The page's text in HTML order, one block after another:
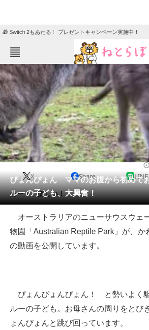
🎁 Switch 2もあたる！ プレゼントキャンペーン実施中！
ねとらぼメニュー
TOP ニュース
エンタメ クイズ
グルメ 地域
住まい 教育・育児
動物 リサーチ
会員記事
メディア
注目記事を集めた総合ページ
ITの今と未来を見通す
好きが集まる 比べて選べる
ビジネスと働き方のヒント
ぴょんぴょん ママのお腹から初めて
ルーの子ども、大興奮！
X Share LINE
わー！ 楽しい！
オーストラリアのニューサウスウェ
物園「Australian Reptile Park」が、か
の動画を公開しています。
ぴょんぴょんぴょん！ と勢いよく
ルーの子ども。お母さんの周りをとび
ょんぴょんと跳び回っています。